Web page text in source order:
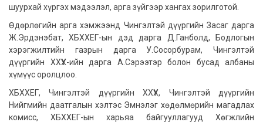
шуурхай хүргэх мэдээлэл, арга зүйгээр хангах зорилготой.
Өдөрлөгийн арга хэмжээнд Чингэлтэй дүүргийн Засаг дарга
Ж.Эрдэнэбат, ХБХХЕГ-ын дэд дарга Д.Ганболд, Бодлогын
хэрэгжилтийн газрын дарга У.Сосорбурам, Чингэлтэй
дүүргийн ХХҮХ-ийн дарга А.Сэрээтэр болон бусад албаны
хүмүүс оролцлоо.
ХБХХЕГ, Чингэлтэй дүүргийн ХХҮХ, Чингэлтэй дүүргийн
Нийгмийн даатгалын хэлтэс Эмнэлэг хөдөлмөрийн магадлах
комисс, ХБХХЕГ-ын харьяа байгууллагууд Хөгжлийн